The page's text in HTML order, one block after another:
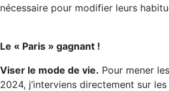
nécessaire pour modifier leurs
Le « Paris » gagnant !
Viser le mode de vie. Pour mener
2024, j’interviens directement sur